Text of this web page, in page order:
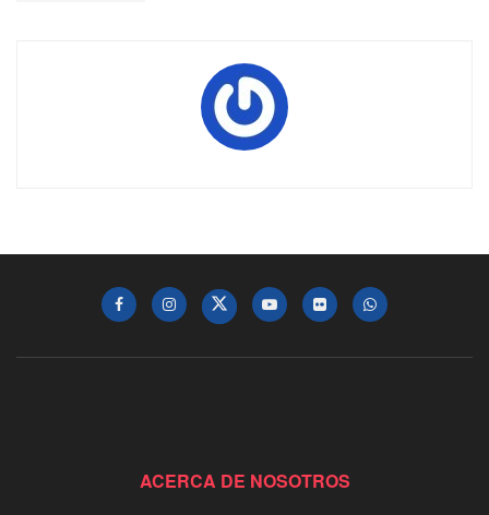
ACERCA DE NOSOTROS